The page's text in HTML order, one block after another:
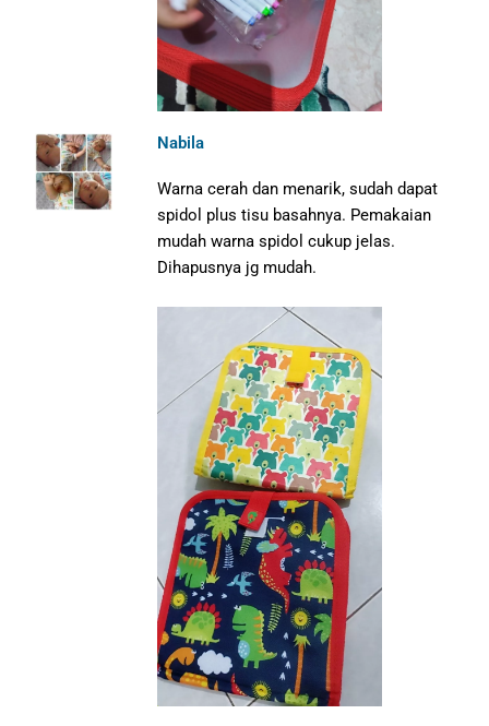
Nabila
Warna cerah dan menarik, sudah dapat
spidol plus tisu basahnya. Pemakaian
mudah warna spidol cukup jelas.
Dihapusnya jg mudah.